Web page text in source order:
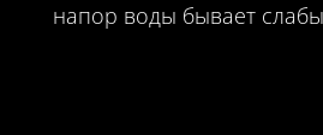
напор воды бывает